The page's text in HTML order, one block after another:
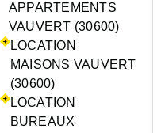
APPARTEMENTS
VAUVERT (30600)
LOCATION
MAISONS VAUVERT
(30600)
LOCATION
BUREAUX